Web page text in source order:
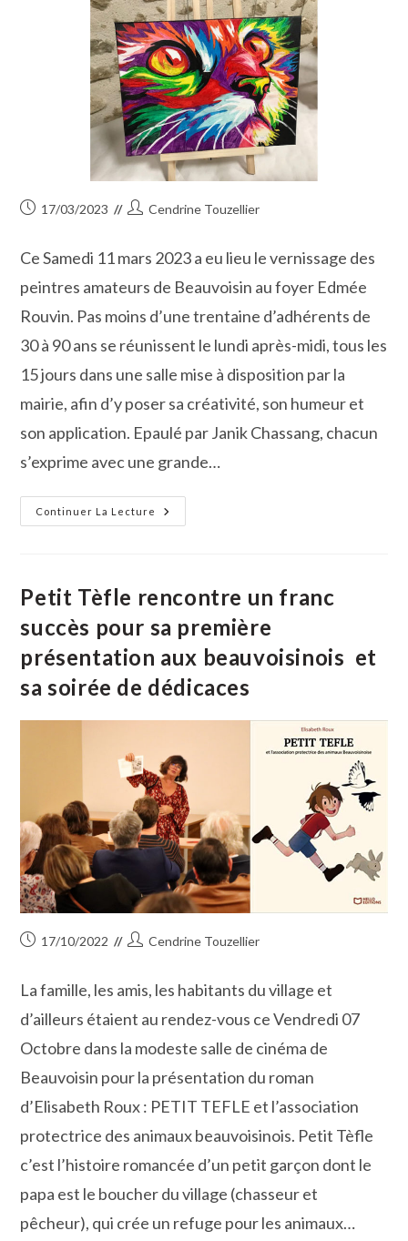
Publication
17/03/2023
Auteur/autrice
publication :
Cendrine Touzellier
Ce Samedi 11 mars 2023 a eu lieu le vernissage des
peintres amateurs de Beauvoisin au foyer Edmée
Rouvin. Pas moins d’une trentaine d’adhérents de
30 à 90 ans se réunissent le lundi après-midi, tous les
15 jours dans une salle mise à disposition par la
mairie, afin d’y poser sa créativité, son humeur et
son application. Epaulé par Janik Chassang, chacun
s’exprime avec une grande…
Continuer La Lecture
Beauvoisin :
Quand
Crée
Lien
Social
Petit Tèfle rencontre un franc
succès pour sa première
présentation aux beauvoisinois et
sa soirée de dédicaces
Publication
17/10/2022
Auteur/autrice
publication :
Cendrine Touzellier
La famille, les amis, les habitants du village et
d’ailleurs étaient au rendez-vous ce Vendredi 07
Octobre dans la modeste salle de cinéma de
Beauvoisin pour la présentation du roman
d’Elisabeth Roux : PETIT TEFLE et l’association
protectrice des animaux beauvoisinois. Petit Tèfle
c’est l’histoire romancée d’un petit garçon dont le
papa est le boucher du village (chasseur et
pêcheur), qui crée un refuge pour les animaux…